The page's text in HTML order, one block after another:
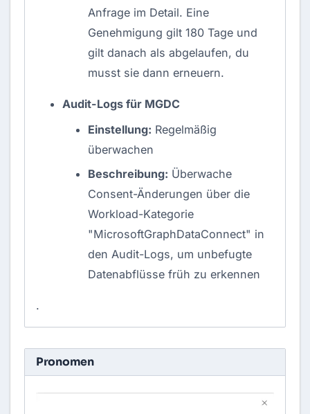
Anfrage im Detail. Eine
Genehmigung gilt 180 Tage und
gilt danach als abgelaufen, du
musst sie dann erneuern.
Audit-Logs für MGDC
Einstellung: Regelmäßig
überwachen
Beschreibung: Überwache
Consent-Änderungen über die
Workload-Kategorie
"MicrosoftGraphDataConnect" in
den Audit-Logs, um unbefugte
Datenabflüsse früh zu erkennen
.
Pronomen